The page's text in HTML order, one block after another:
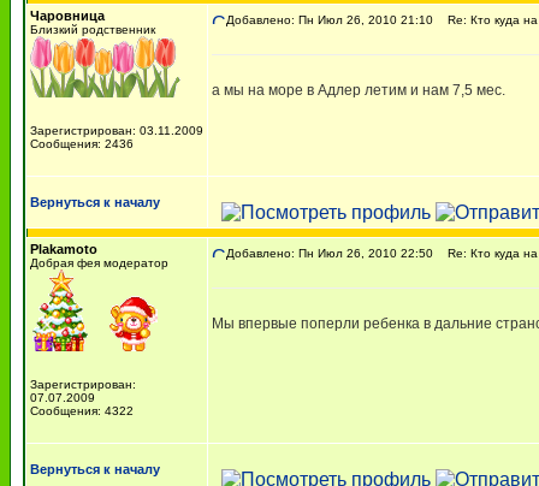
Чаровница
Близкий родственник
Зарегистрирован: 03.11.2009
Сообщения: 2436
Добавлено: Пн Июл 26, 2010 21:10 Re: Кто куда
а мы на море в Адлер летим и нам 7,5 мес.
Вернуться к началу
Plakamoto
Добрая фея модератор
Зарегистрирован:
07.07.2009
Сообщения: 4322
Добавлено: Пн Июл 26, 2010 22:50 Re: Кто куда
Мы впервые поперли ребенка в дальние
Вернуться к началу